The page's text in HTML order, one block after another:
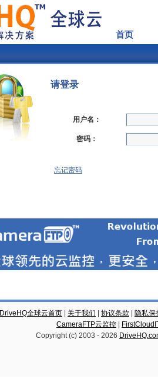
首页
请登录
用户名：
密码：
忘记密码
DriveHQ全球云首页 关于我们 协议条款
隐私保
CameraFTP云监控
Copyright (c) 2003 - 2026